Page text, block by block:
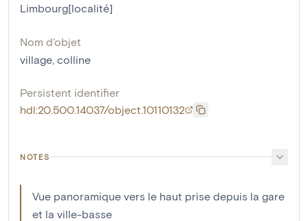
Limbourg[localité]
Nom d'objet
village, colline
Persistent identifier
hdl:20.500.14037/object.10110132
NOTES
Vue panoramique vers le haut prise depuis la gare
et la ville-basse